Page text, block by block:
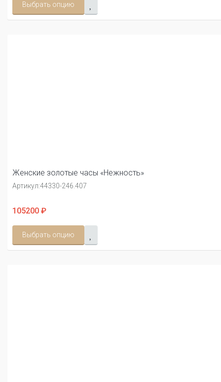
Выбрать опцию
Женские золотые часы «Нежность»
Артикул:44330-246.407
105200 ₽
Выбрать опцию